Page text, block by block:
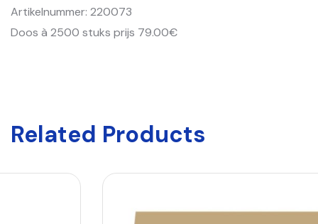
Artikelnummer: 220073
Doos à 2500 stuks prijs 79.00€
Related Products